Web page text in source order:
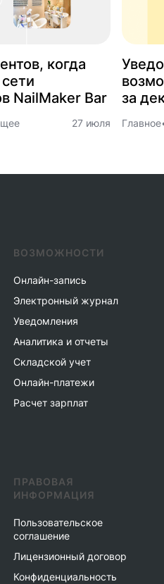
когда
NailMaker Bar
27 июля
за
Главное
ВОЗМОЖНОСТИ
Онлайн-запись
Электронный журнал
Уведомления
Аналитика и отчеты
Складской учет
Онлайн-платежи
Расчет зарплат
ПРАВОВАЯ
ИНФОРМАЦИЯ
Пользовательское
соглашение
Лицензионный договор
Конфиденциальность